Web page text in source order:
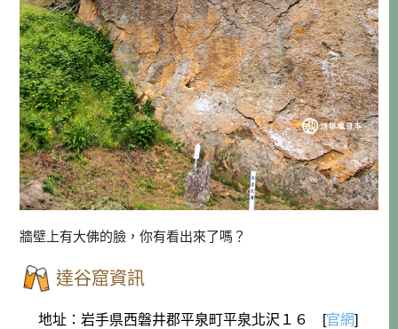
牆壁上有大佛的臉，你有看出來了嗎？
達谷窟資訊
地址：岩手県西磐井郡平泉町平泉北沢１６ [官網]